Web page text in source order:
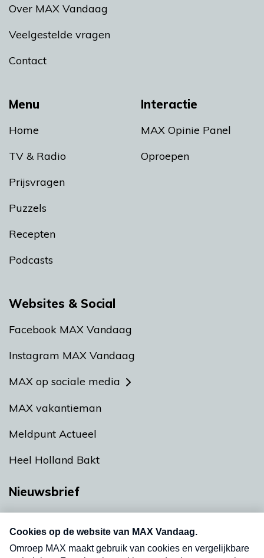
Menu
Home
TV & Radio
Prijsvragen
Puzzels
Recepten
Podcasts
Interactie
MAX Opinie Panel
Oproepen
Over MAX Vandaag
Veelgestelde vragen
Contact
Websites & Social
Facebook MAX Vandaag
Instagram MAX Vandaag
MAX op sociale media
MAX vakantieman
Meldpunt Actueel
Heel Holland Bakt
Nieuwsbrief
nieuwsbrief. Elke vrijdag- en dinsdagochtend in
uw mailbox.